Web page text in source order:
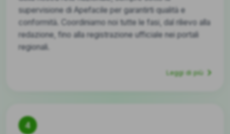
supervisione di Apefacile per garantirti qualità e
conformità. Coordiniamo noi tutte le fasi, dal rilievo alla
redazione, fino alla registrazione ufficiale nei portali
regionali.
Leggi di più
4